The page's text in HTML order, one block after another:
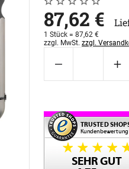
Noch keine
0 Bewertungen
87,62 €
1 Stück = 87,62 €
Steuerhinweis:
zzgl. MwSt. zzgl.